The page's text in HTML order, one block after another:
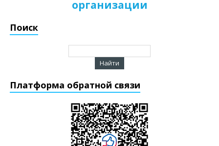
организации
Поиск
Платформа обратной связи